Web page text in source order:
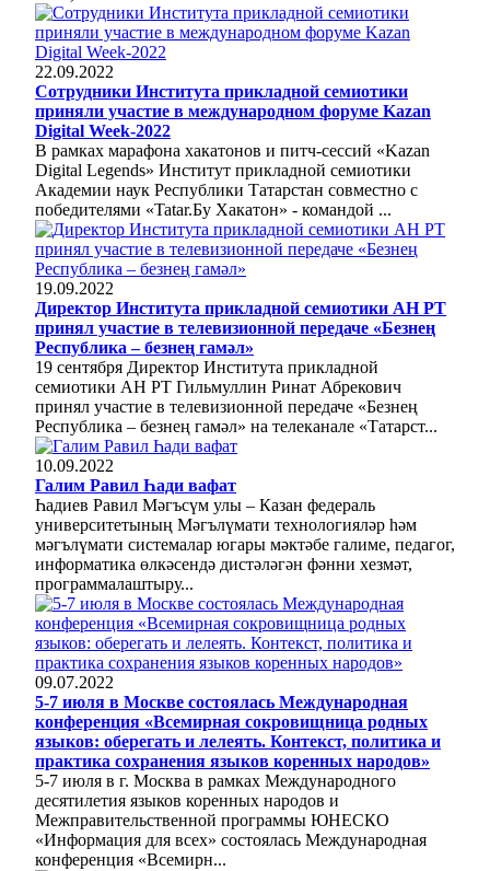
22.09.2022
Сотрудники Института прикладной семиотики
приняли участие в международном форуме Kazan
Digital Week-2022
В рамках марафона хакатонов и питч-сессий «Kazan
Digital Legends» Институт прикладной семиотики
Академии наук Республики Татарстан совместно с
победителями «Tatar.Бу Хакатон» - командой ...
19.09.2022
Директор Института прикладной семиотики АН РТ
принял участие в телевизионной передаче «Безнең
Республика – безнең гамәл»
19 сентября Директор Института прикладной
семиотики АН РТ Гильмуллин Ринат Абрекович
принял участие в телевизионной передаче «Безнең
Республика – безнең гамәл» на телеканале «Татарст...
10.09.2022
Галим Равил Һади вафат
Һадиев Равил Мәгъсүм улы – Казан федераль
университетының Мәгълүмати технологияләр һәм
мәгълүмати системалар югары мәктәбе галиме, педагог,
информатика өлкәсендә дистәләгән фәнни хезмәт,
программалаштыру...
09.07.2022
5-7 июля в Москве состоялась Международная
конференция «Всемирная сокровищница родных
языков: оберегать и лелеять. Контекст, политика и
практика сохранения языков коренных народов»
5-7 июля в г. Москва в рамках Международного
десятилетия языков коренных народов и
Межправительственной программы ЮНЕСКО
«Информация для всех» состоялась Международная
конференция «Всемирн...